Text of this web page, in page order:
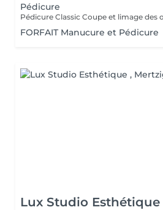
Pédicure
FORFAIT Manucure et Pédicure
Lux Studio Esthétique